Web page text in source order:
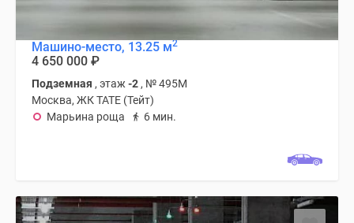
Машино-место, 13.25 м2
4 650 000 ₽
Подземная , этаж -2 , № 495М
Москва, ЖК TATE (Тейт)
Марьина роща
6 мин.